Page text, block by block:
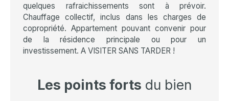
quelques rafraichissements sont à prévoir.
Chauffage collectif, inclus dans les charges de
copropriété. Appartement pouvant convenir pour
de la résidence principale ou pour un
investissement. A VISITER SANS TARDER !
Les points forts du bien